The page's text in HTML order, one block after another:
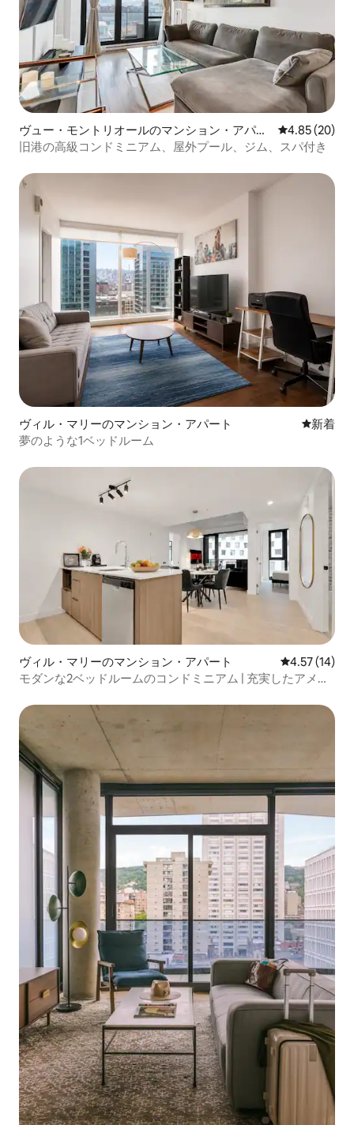
ヴュー・モントリオールのマンション・アパー
ト
レビュー20
4.85 (20)
旧港の高級コンドミニアム、屋外プール、ジム、スパ付き
ヴィル・マリーのマンション・アパート 新しい宿
新着
夢のような1ベッドルーム
ヴィル・マリーのマンション・アパート レビュー14
4.57 (14)
モダンな2ベッドルームのコンドミニアム | 充実したアメニ